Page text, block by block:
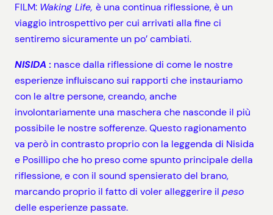
FILM: Waking Life, è una continua riflessione, è un
viaggio introspettivo per cui arrivati alla fine ci
sentiremo sicuramente un po’ cambiati.
NISIDA: nasce dalla riflessione di come le nostre
esperienze influiscano sui rapporti che instauriamo
con le altre persone, creando, anche
involontariamente una maschera che nasconde il più
possibile le nostre sofferenze. Questo ragionamento
va però in contrasto proprio con la leggenda di Nisida
e Posillipo che ho preso come spunto principale della
riflessione, e con il sound spensierato del brano,
marcando proprio il fatto di voler alleggerire il peso
delle esperienze passate.